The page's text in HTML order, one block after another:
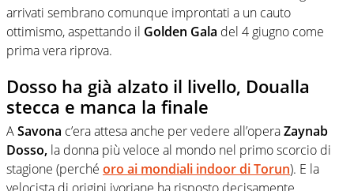
arrivati sembrano comunque improntati a un cauto
ottimismo, aspettando il Golden Gala del 4 giugno come
prima vera riprova.
Dosso ha già alzato il livello, Doualla
stecca e manca la finale
ASavona c’era attesa anche per vedere all’operaZaynab
Dosso, la donna più veloce al mondo nel primo scorcio di
stagione (perché oro ai mondiali indoor di Torun). E la